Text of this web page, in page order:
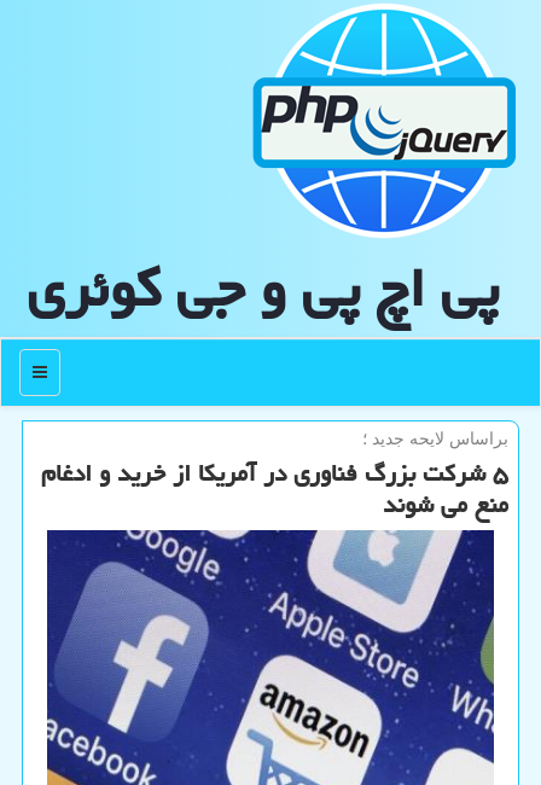
پی اچ پی و جی كوئری
منو
براساس لایحه جدید ؛
۵ شركت بزرگ فناوری در آمریكا از خرید و ادغام
منع می شوند